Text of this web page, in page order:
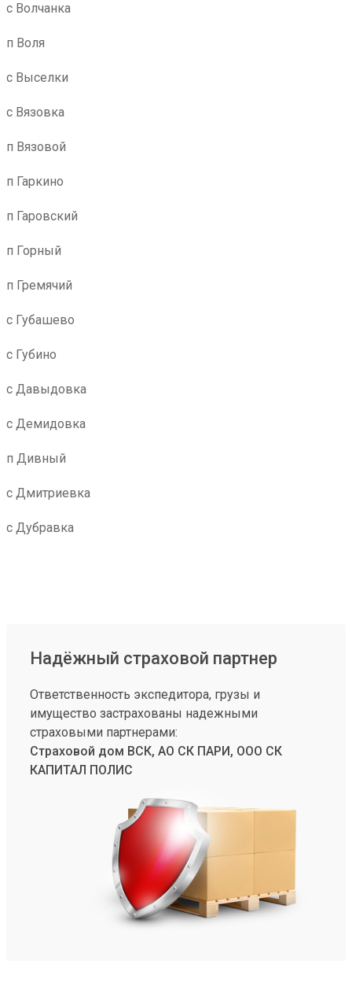
с Волчанка
п Воля
с Выселки
с Вязовка
п Вязовой
п Гаркино
п Гаровский
п Горный
п Гремячий
с Губашево
с Губино
с Давыдовка
с Демидовка
п Дивный
с Дмитриевка
с Дубравка
Надёжный страховой партнер
Ответственность экспедитора, грузы и
имущество застрахованы надежными
страховыми партнерами:
Страховой дом ВСК, АО СК ПАРИ, ООО СК
КАПИТАЛ ПОЛИС